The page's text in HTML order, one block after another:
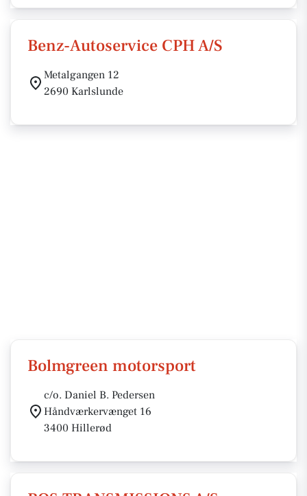
Benz-Autoservice CPH A/S
Metalgangen 12
2690 Karlslunde
Bolmgreen motorsport
c/o. Daniel B. Pedersen
Håndværkervænget 16
3400 Hillerød